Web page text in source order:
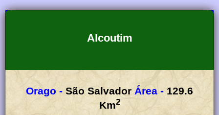
Alcoutim
Orago - São Salvador Área - 129.6
Km2